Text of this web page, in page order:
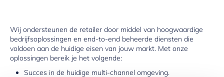
Wij ondersteunen de retailer door middel van hoogwaardige
bedrijfsoplossingen en end-to-end beheerde diensten die
voldoen aan de huidige eisen van jouw markt. Met onze
oplossingen bereik je het volgende:
Succes in de huidige multi-channel omgeving.